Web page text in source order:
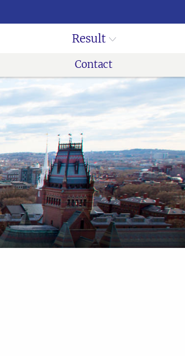
Result
Contact